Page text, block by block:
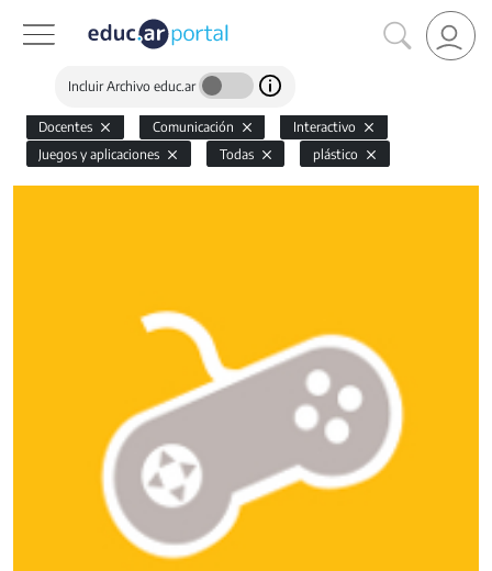
Incluir Archivo educ.ar
Docentes Comunicación
Interactivo
Juegos y aplicaciones
Todas plástico